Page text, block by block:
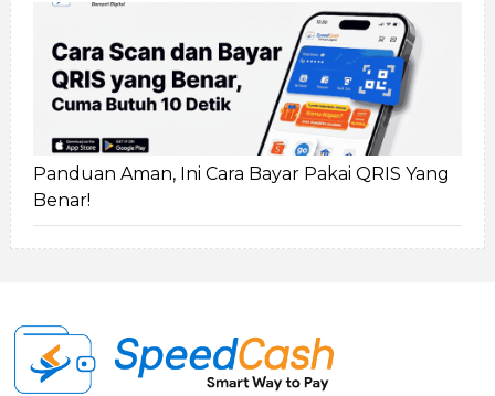
Panduan Aman, Ini Cara Bayar Pakai QRIS Yang
Benar!